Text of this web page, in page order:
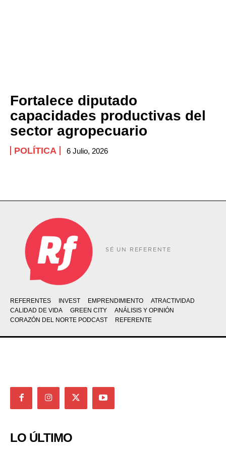
Fortalece diputado
capacidades productivas del
sector agropecuario
POLÍTICA 6 Julio, 2026
SÉ UN REFERENTE
REFERENTES INVEST EMPRENDIMIENTO
ATRACTIVIDAD
CALIDAD DE VIDA
GREEN CITY
ANÁLISIS Y OPINIÓN
CORAZÓN DEL NORTE PODCAST
REFERENTE
LO ÚLTIMO